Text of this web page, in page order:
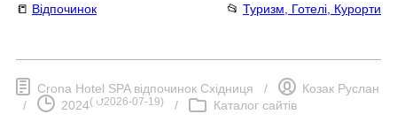
📒 Відпочинок 📂 Туризм, Готелі, Курорти
Crona Hotel SPA відпочинок Східниця /
Козак Руслан
/
2024( ⮍2026-07-19) / Каталог сайтів